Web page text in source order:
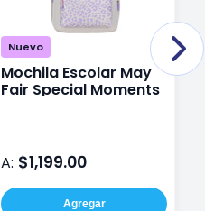
Nuevo
Mochila Escolar May
Fair Special Moments
A: $1,199.00
Agregar